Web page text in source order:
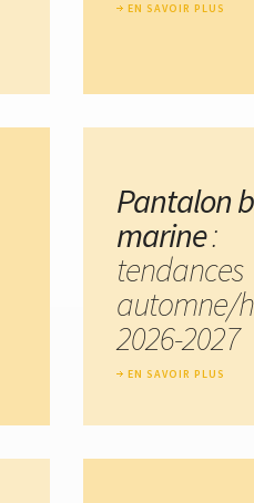
EN SAVOIR PLUS
Pantalon
marine:
tendances
automne/
2026-2027
EN SAVOIR PLUS